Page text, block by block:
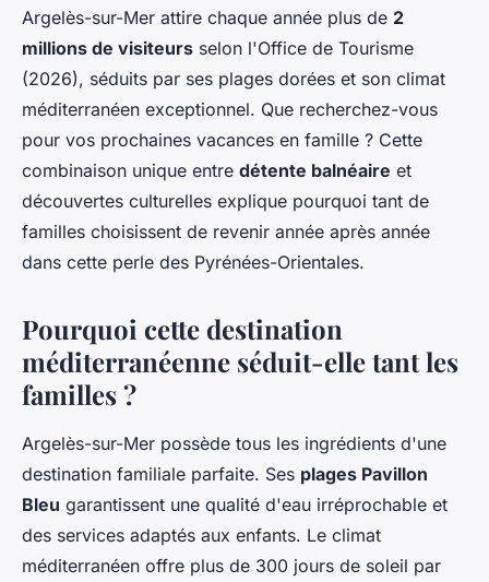
Explorez le camping idéal à
argelès-sur-mer en famille !
Yanis•3 février 2026•7 min de lecture
Argelès-sur-Mer attire chaque année plus de 2
millions de visiteurs selon l'Office de Tourisme
(2026), séduits par ses plages dorées et son climat
méditerranéen exceptionnel. Que recherchez-vous
pour vos prochaines vacances en famille ? Cette
combinaison unique entre détente balnéaire et
découvertes culturelles explique pourquoi tant de
familles choisissent de revenir année après année
dans cette perle des Pyrénées-Orientales.
Pourquoi cette destination
méditerranéenne séduit-elle tant les
familles ?
Argelès-sur-Mer possède tous les ingrédients d'une
destination familiale parfaite. Ses plages Pavillon
Bleu garantissent une qualité d'eau irréprochable et
des services adaptés aux enfants. Le climat
méditerranéen offre plus de 300 jours de soleil par